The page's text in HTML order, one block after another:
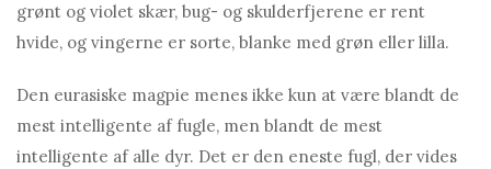
grønt og violet skær, bug- og skulderfjerene er rent
hvide, og vingerne er sorte, blanke med grøn eller lilla.
Den eurasiske magpie menes ikke kun at være blandt de
mest intelligente af fugle, men blandt de mest
intelligente af alle dyr. Det er den eneste fugl, der vides